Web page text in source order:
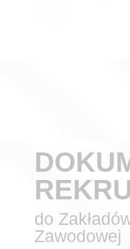
do
Zawodowej